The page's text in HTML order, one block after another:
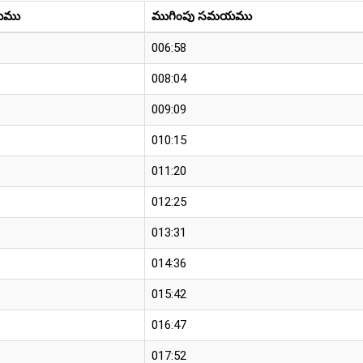
ముగింపు సమయము
006:58
008:04
009:09
010:15
011:20
012:25
013:31
014:36
015:42
016:47
017:52